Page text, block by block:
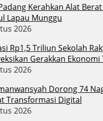
Kerahkan Alat
Lapau Munggu
2026
Rp1,5 Triliun Sekolah
Gerakkan Ekonomi
2026
Dorong 74
Transformasi Digital
2026